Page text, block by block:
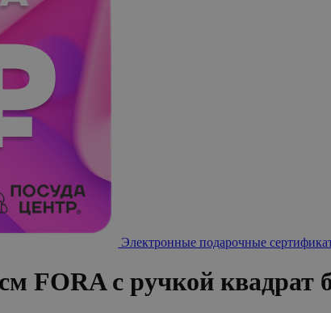
Электронные подарочные
FORA с ручкой квадрат